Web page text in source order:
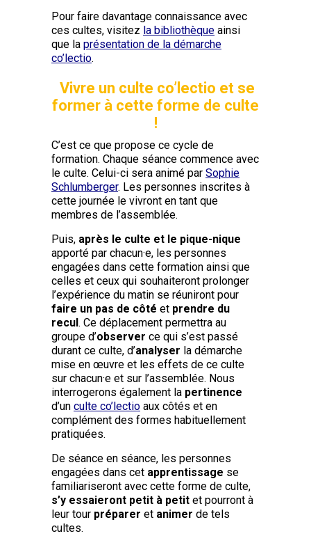
Pour faire davantage connaissance avec
ces cultes, visitez la bibliothèque ainsi
que la présentation de la démarche
co’lectio.
Vivre un culte co’lectio et se
former à cette forme de culte
!
C’est ce que propose ce cycle de
formation. Chaque séance commence avec
le culte. Celui-ci sera animé par Sophie
Schlumberger. Les personnes inscrites à
cette journée le vivront en tant que
membres de l’assemblée.
Puis, après le culte et le pique-nique
apporté par chacun·e, les personnes
engagées dans cette formation ainsi que
celles et ceux qui souhaiteront prolonger
l’expérience du matin se réuniront pour
faire un pas de côté et prendre du
recul. Ce déplacement permettra au
groupe d’observer ce qui s’est passé
durant ce culte, d’analyser la démarche
mise en œuvre et les effets de ce culte
sur chacun·e et sur l’assemblée. Nous
interrogerons également la pertinence
d’un culte co’lectio aux côtés et en
complément des formes habituellement
pratiquées.
De séance en séance, les personnes
engagées dans cet apprentissage se
familiariseront avec cette forme de culte,
s’y essaieront petit à petit et pourront à
leur tour préparer et animer de tels
cultes.